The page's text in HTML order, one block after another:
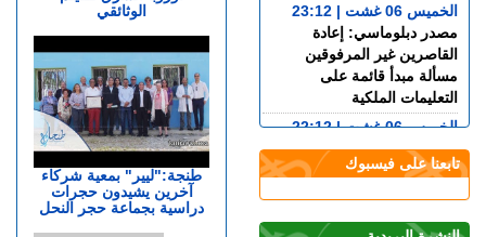
الوثائقي
طنجة:"ليير" بمعية شركاء
آخرين يشيدون حجرات
دراسية بجماعة حجر النحل
الخميس 06 غشت | 23:12
مصدر دبلوماسي: إعادة
القاصرين غير المرفوقين
مسألة مبدأ قائمة على
التعليمات الملكية
الخميس 06 غشت | 22:12
رسمياً “أمان” و”مدار” في
شوارع طنجة.. تكنولوجيا مغربية
الخميس 06 غشت | 21:01
تابعنا على فيسبوك